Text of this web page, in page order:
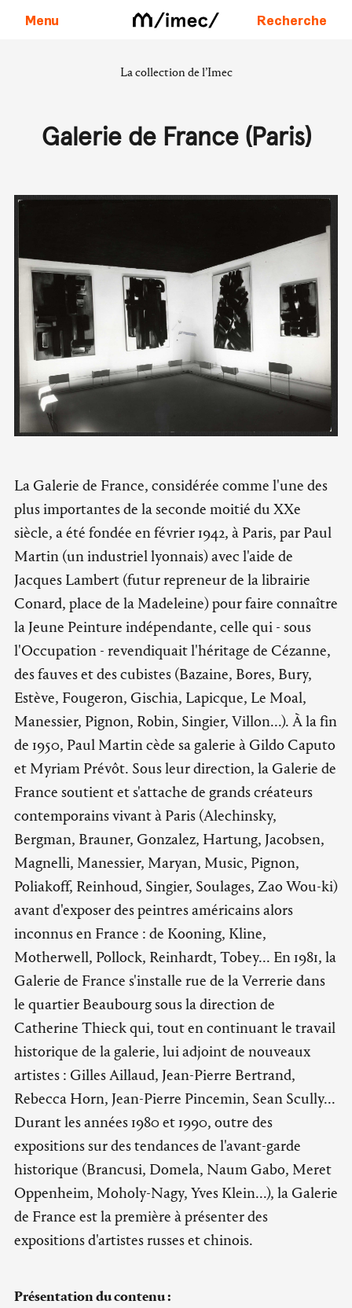
Menu Recherche
La collection de l’Imec
Galerie de France (Paris)
La Galerie de France, considérée comme l'une des
plus importantes de la seconde moitié du XXe
siècle, a été fondée en février 1942, à Paris, par Paul
Martin (un industriel lyonnais) avec l'aide de
Jacques Lambert (futur repreneur de la librairie
Conard, place de la Madeleine) pour faire connaître
la Jeune Peinture indépendante, celle qui - sous
l'Occupation - revendiquait l'héritage de Cézanne,
des fauves et des cubistes (Bazaine, Bores, Bury,
Estève, Fougeron, Gischia, Lapicque, Le Moal,
Manessier, Pignon, Robin, Singier, Villon...). À la fin
de 1950, Paul Martin cède sa galerie à Gildo Caputo
et Myriam Prévôt. Sous leur direction, la Galerie de
France soutient et s'attache de grands créateurs
contemporains vivant à Paris (Alechinsky,
Bergman, Brauner, Gonzalez, Hartung, Jacobsen,
Magnelli, Manessier, Maryan, Music, Pignon,
Poliakoff, Reinhoud, Singier, Soulages, Zao Wou-ki)
avant d'exposer des peintres américains alors
inconnus en France : de Kooning, Kline,
Motherwell, Pollock, Reinhardt, Tobey... En 1981, la
Galerie de France s'installe rue de la Verrerie dans
le quartier Beaubourg sous la direction de
Catherine Thieck qui, tout en continuant le travail
historique de la galerie, lui adjoint de nouveaux
artistes : Gilles Aillaud, Jean-Pierre Bertrand,
Rebecca Horn, Jean-Pierre Pincemin, Sean Scully...
Durant les années 1980 et 1990, outre des
expositions sur des tendances de l'avant-garde
historique (Brancusi, Domela, Naum Gabo, Meret
Oppenheim, Moholy-Nagy, Yves Klein...), la Galerie
de France est la première à présenter des
expositions d'artistes russes et chinois.
Présentation du contenu :